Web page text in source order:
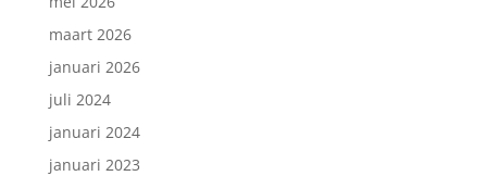
maart 2026
januari 2026
juli 2024
januari 2024
januari 2023